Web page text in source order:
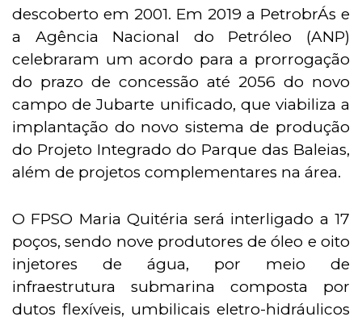
descoberto em 2001. Em 2019 a PetrobrÁs e
a Agência Nacional do Petróleo (ANP)
celebraram um acordo para a prorrogação
do prazo de concessão até 2056 do novo
campo de Jubarte unificado, que viabiliza a
implantação do novo sistema de produção
do Projeto Integrado do Parque das Baleias,
além de projetos complementares na área.
O FPSO Maria Quitéria será interligado a 17
poços, sendo nove produtores de óleo e oito
injetores de água, por meio de
infraestrutura submarina composta por
dutos flexíveis, umbilicais eletro-hidráulicos